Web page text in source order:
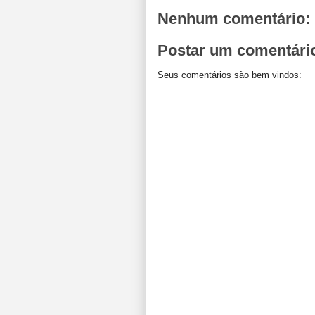
Nenhum comentário:
Postar um
Seus comentários são bem vindos: